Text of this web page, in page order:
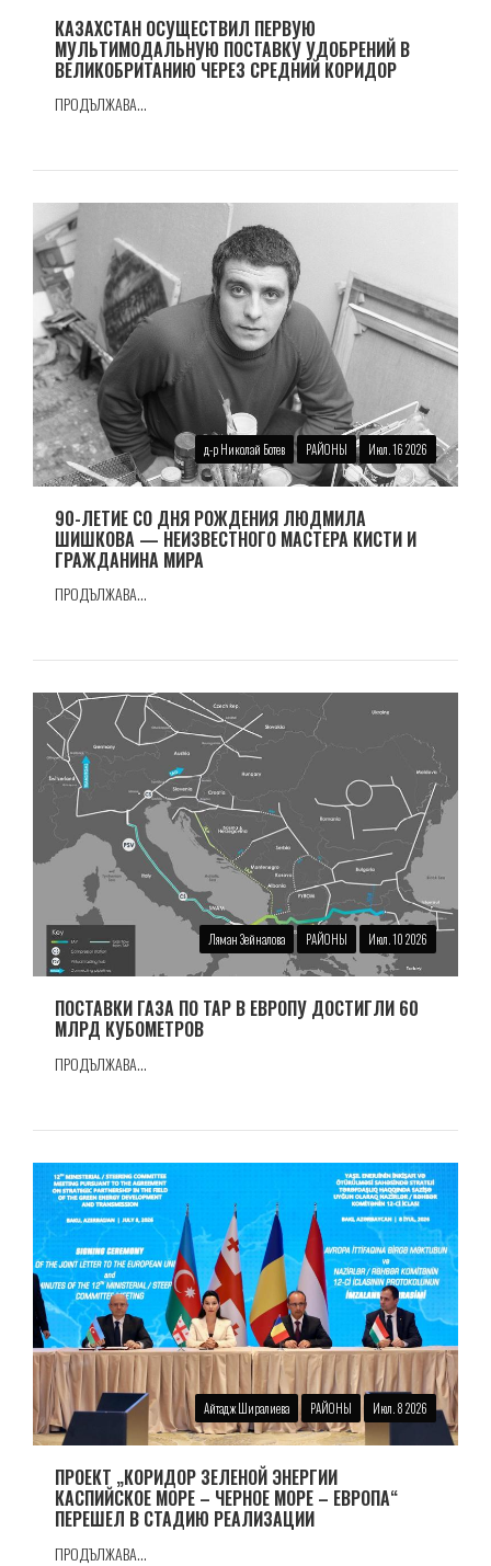
КАЗАХСТАН ОСУЩЕСТВИЛ ПЕРВУЮ
МУЛЬТИМОДАЛЬНУЮ ПОСТАВКУ УДОБРЕНИЙ В
ВЕЛИКОБРИТАНИЮ ЧЕРЕЗ СРЕДНИЙ КОРИДОР
ПРОДЪЛЖАВА...
д-р Николай Ботев РАЙОНЫ Июл. 16 2026
90-ЛЕТИЕ СО ДНЯ РОЖДЕНИЯ ЛЮДМИЛА
ШИШКОВА — НЕИЗВЕСТНОГО МАСТЕРА КИСТИ И
ГРАЖДАНИНА МИРА
ПРОДЪЛЖАВА...
Ляман Зейналова РАЙОНЫ Июл. 10 2026
ПОСТАВКИ ГАЗА ПО TAP В ЕВРОПУ ДОСТИГЛИ 60
МЛРД КУБОМЕТРОВ
ПРОДЪЛЖАВА...
Айтадж Ширалиева РАЙОНЫ Июл. 8 2026
ПРОЕКТ „КОРИДОР ЗЕЛЕНОЙ ЭНЕРГИИ
КАСПИЙСКОЕ МОРЕ – ЧЕРНОЕ МОРЕ – ЕВРОПА“
ПЕРЕШЕЛ В СТАДИЮ РЕАЛИЗАЦИИ
ПРОДЪЛЖАВА...